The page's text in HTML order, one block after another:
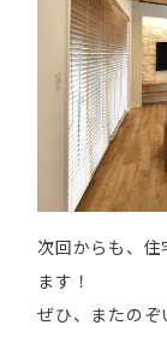
次回からも、
ます！
ぜひ、またのぞ